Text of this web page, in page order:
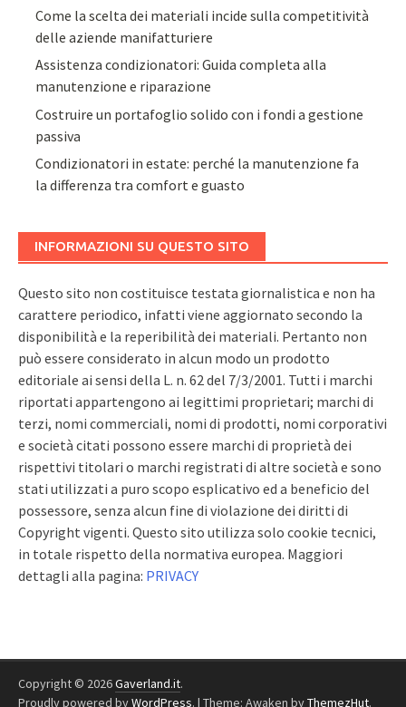
Come la scelta dei materiali incide sulla competitività
delle aziende manifatturiere
Assistenza condizionatori: Guida completa alla
manutenzione e riparazione
Costruire un portafoglio solido con i fondi a gestione
passiva
Condizionatori in estate: perché la manutenzione fa
la differenza tra comfort e guasto
INFORMAZIONI SU QUESTO SITO
Questo sito non costituisce testata giornalistica e non ha
carattere periodico, infatti viene aggiornato secondo la
disponibilità e la reperibilità dei materiali. Pertanto non
può essere considerato in alcun modo un prodotto
editoriale ai sensi della L. n. 62 del 7/3/2001. Tutti i marchi
riportati appartengono ai legittimi proprietari; marchi di
terzi, nomi commerciali, nomi di prodotti, nomi corporativi
e società citati possono essere marchi di proprietà dei
rispettivi titolari o marchi registrati di altre società e sono
stati utilizzati a puro scopo esplicativo ed a beneficio del
possessore, senza alcun fine di violazione dei diritti di
Copyright vigenti. Questo sito utilizza solo cookie tecnici,
in totale rispetto della normativa europea. Maggiori
dettagli alla pagina: PRIVACY
Copyright © 2026Gaverland.it.
Proudly powered byWordPress. | Theme: Awaken byThemezHut.